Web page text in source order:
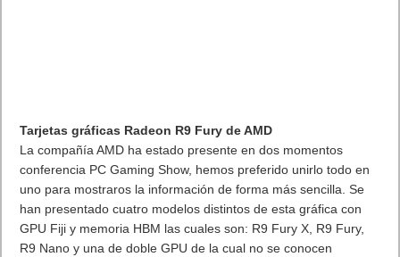
Tarjetas gráficas Radeon R9 Fury de AMD
La compañía AMD ha estado presente en dos momentos
conferencia PC Gaming Show, hemos preferido unirlo todo en
uno para mostraros la información de forma más sencilla. Se
han presentado cuatro modelos distintos de esta gráfica con
GPU Fiji y memoria HBM las cuales son: R9 Fury X, R9 Fury,
R9 Nano y una de doble GPU de la cual no se conocen